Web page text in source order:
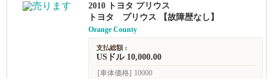
2010 トヨタ プリウス
トヨタ プリウス 【故障歴なし】
Orange County
支払総額 :
USドル 10,000.00
[車体価格] 10000